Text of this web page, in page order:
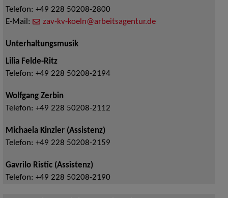
Telefon: +49 228 50208-2800
E-Mail:
zav-kv-koeln@arbeitsagentur.de
Unterhaltungsmusik
Lilia Felde-Ritz
Telefon: +49 228 50208-2194
Wolfgang Zerbin
Telefon: +49 228 50208-2112
Michaela Kinzler (Assistenz)
Telefon: +49 228 50208-2159
Gavrilo Ristic (Assistenz)
Telefon: +49 228 50208-2190